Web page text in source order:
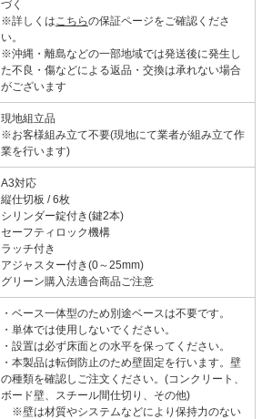
づく
※詳しくはこちらの保証ページをご確認くださ
い。
※沖縄・離島などの一部地域では発送後に発生し
た不良・傷などによる返品・交換は承れない場合
がございます
現地組立品
※お客様組み立て不要(現地にて業者が組み立て作
業を行います)
A3対応
縦仕切板 / 6枚
シリンダー錠付き(鍵2本)
セーフティロック機構
ラッチ付き
アジャスター付き(0～25mm)
グリーン購入法適合商品ご注意
・ベース一体型のため別途ベースは不要です。
・単体では使用しないでください。
・設置は必ず床面との水平を保ってください。
・本製品は転倒防止のため壁固定を行います。壁
の種類を確認しご注文ください。(コンクリート、
ボード壁、スチール間仕切り、その他)
※壁は材質やシステムなどにより保持力のない